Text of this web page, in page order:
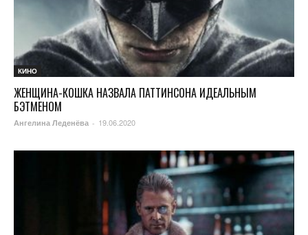
КИНО
ЖЕНЩИНА-КОШКА НАЗВАЛА ПАТТИНСОНА ИДЕАЛЬНЫМ
БЭТМЕНОМ
Ангелина Леденёва - 19.06.2020